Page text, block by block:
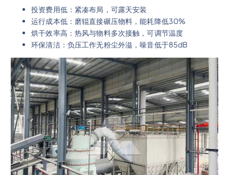
投资费用低：紧凑布局，可露天安装
运行成本低：磨辊直接碾压物料，能耗降低30%
烘干效率高：热风与物料多次接触，可调节温度
环保清洁：负压工作无粉尘外溢，噪音低于85dB